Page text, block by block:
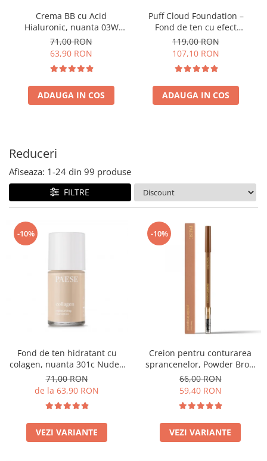
Crema BB cu Acid
Hialuronic, nuanta 03W
NATURAL 30ml
71,00 RON
63,90 RON
ADAUGA IN COS
Puff Cloud Foundation –
Fond de ten cu efect
natural
119,00 RON
107,10 RON
ADAUGA IN COS
Reduceri
Afiseaza: 1-24 din 99 produse
FILTRE
-10%
Fond de ten hidratant cu
colagen, nuanta 301c Nude -
30ml
71,00 RON
de la 63,90 RON
VEZI VARIANTE
-10%
Creion pentru conturarea
sprancenelor, Powder Brow
Pencil, nuanta Honey Blond -
1.19g
66,00 RON
59,40 RON
VEZI VARIANTE